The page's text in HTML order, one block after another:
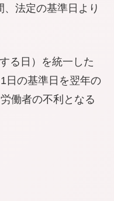
、法定の基準日より
る日）を統一した
日の基準日を翌年の
労働者の不利 となる